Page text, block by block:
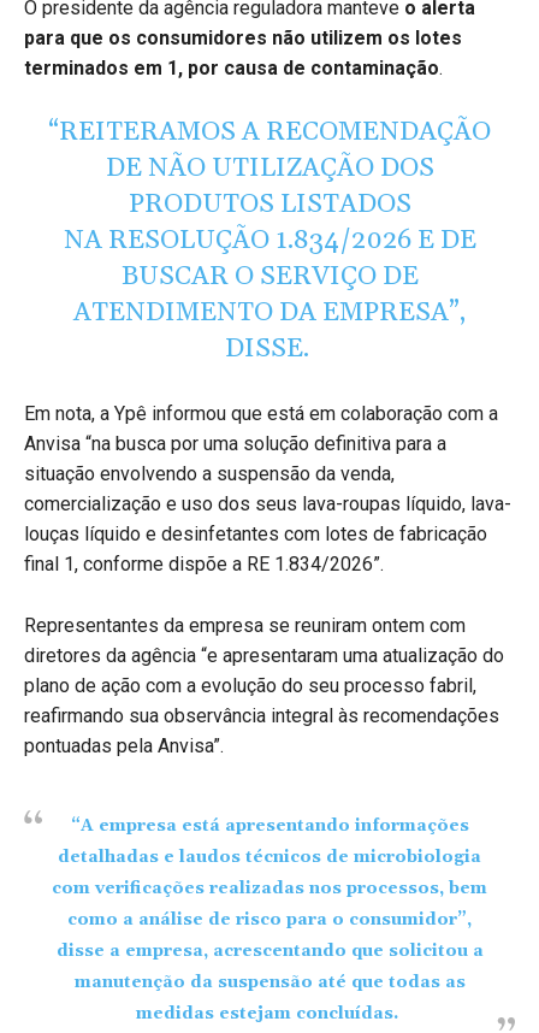
O presidente da agência reguladora manteve o alerta
para que os consumidores não utilizem os lotes
terminados em 1, por causa de contaminação.
“REITERAMOS A RECOMENDAÇÃO
DE NÃO UTILIZAÇÃO DOS
PRODUTOS LISTADOS
NA RESOLUÇÃO 1.834/2026 E DE
BUSCAR O SERVIÇO DE
ATENDIMENTO DA EMPRESA”,
DISSE.
Em nota, a Ypê informou que está em colaboração com a
Anvisa “na busca por uma solução definitiva para a
situação envolvendo a suspensão da venda,
comercialização e uso dos seus lava-roupas líquido, lava-
louças líquido e desinfetantes com lotes de fabricação
final 1, conforme dispõe a RE 1.834/2026”.
Representantes da empresa se reuniram ontem com
diretores da agência “e apresentaram uma atualização do
plano de ação com a evolução do seu processo fabril,
reafirmando sua observância integral às recomendações
pontuadas pela Anvisa”.
“A empresa está apresentando informações
detalhadas e laudos técnicos de microbiologia
com verificações realizadas nos processos, bem
como a análise de risco para o consumidor”,
disse a empresa, acrescentando que solicitou a
manutenção da suspensão até que todas as
medidas estejam concluídas.